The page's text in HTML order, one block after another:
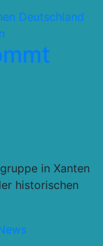
Deutschland
in Xanten
historischen